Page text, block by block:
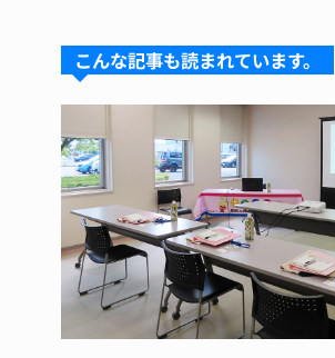
s
k
y
a
d
s
e
b
o
o
k
e
st
こんな記事も読まれています。